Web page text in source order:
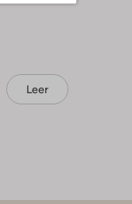
Leer